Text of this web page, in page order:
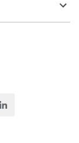
-
Retornar
da Retornar